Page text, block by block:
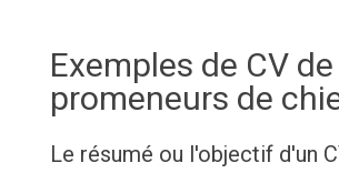
Exemples de CV de
promeneurs de
Le résumé ou l'objectif d'un